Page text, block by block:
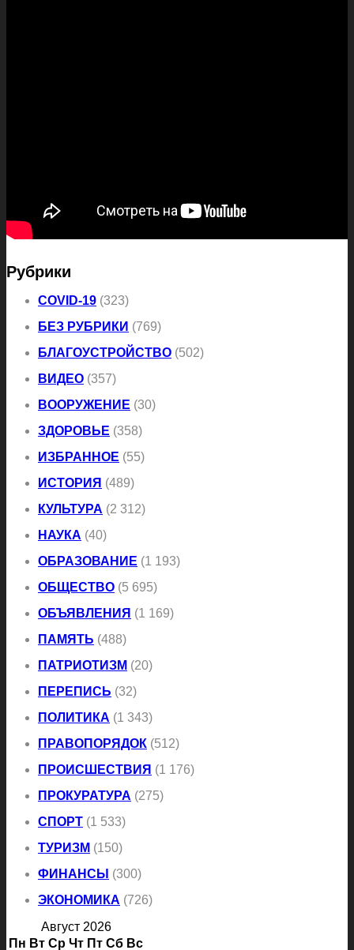
Рубрики
COVID-19 (323)
БЕЗ РУБРИКИ (769)
БЛАГОУСТРОЙСТВО (502)
ВИДЕО (357)
ВООРУЖЕНИЕ (30)
ЗДОРОВЬЕ (358)
ИЗБРАННОЕ (55)
ИСТОРИЯ (489)
КУЛЬТУРА (2 312)
НАУКА (40)
ОБРАЗОВАНИЕ (1 193)
ОБЩЕСТВО (5 695)
ОБЪЯВЛЕНИЯ (1 169)
ПАМЯТЬ (488)
ПАТРИОТИЗМ (20)
ПЕРЕПИСЬ (32)
ПОЛИТИКА (1 343)
ПРАВОПОРЯДОК (512)
ПРОИСШЕСТВИЯ (1 176)
ПРОКУРАТУРА (275)
СПОРТ (1 533)
ТУРИЗМ (150)
ФИНАНСЫ (300)
ЭКОНОМИКА (726)
Август 2026
Пн Вт Ср Чт Пт Сб Вс